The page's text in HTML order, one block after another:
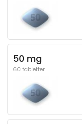
50 mg
60 tabletter